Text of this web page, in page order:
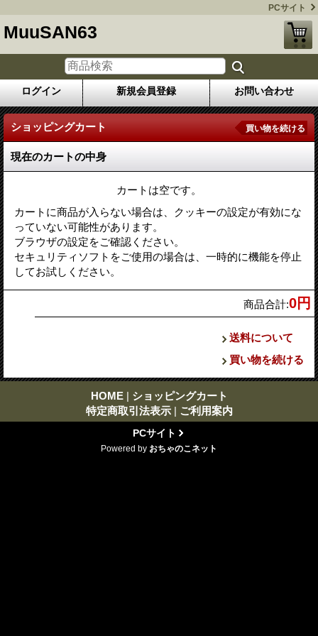
PCサイト
MuuSAN63
ログイン 新規会員登録 お問い合わせ
ショッピングカート 買い物を続ける
現在のカートの中身
カートは空です。
カートに商品が入らない場合は、クッキーの設定が有効にな
っていない可能性があります。
ブラウザの設定をご確認ください。
セキュリティソフトをご使用の場合は、一時的に機能を停止
してお試しください。
商品合計:0円
送料について
買い物を続ける
HOME | ショッピングカート
特定商取引法表示 | ご利用案内
PCサイト
Powered by おちゃのこネット